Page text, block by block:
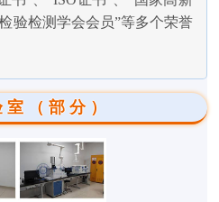
验检测学会会员”等多个荣誉
（部分）